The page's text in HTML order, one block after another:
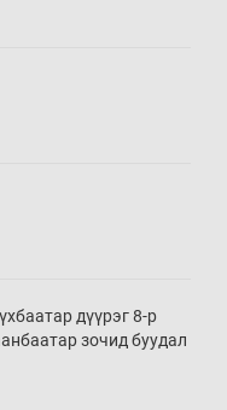
дүүрэг 8-р
зочид буудал